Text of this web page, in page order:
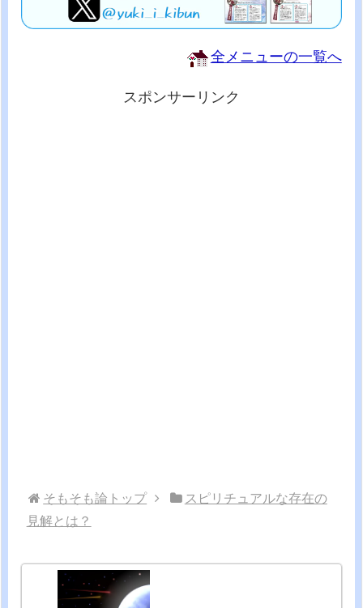
全メニューの一覧へ
スポンサーリンク
そもそも論トップ
スピリチュアルな存在の
見解とは？